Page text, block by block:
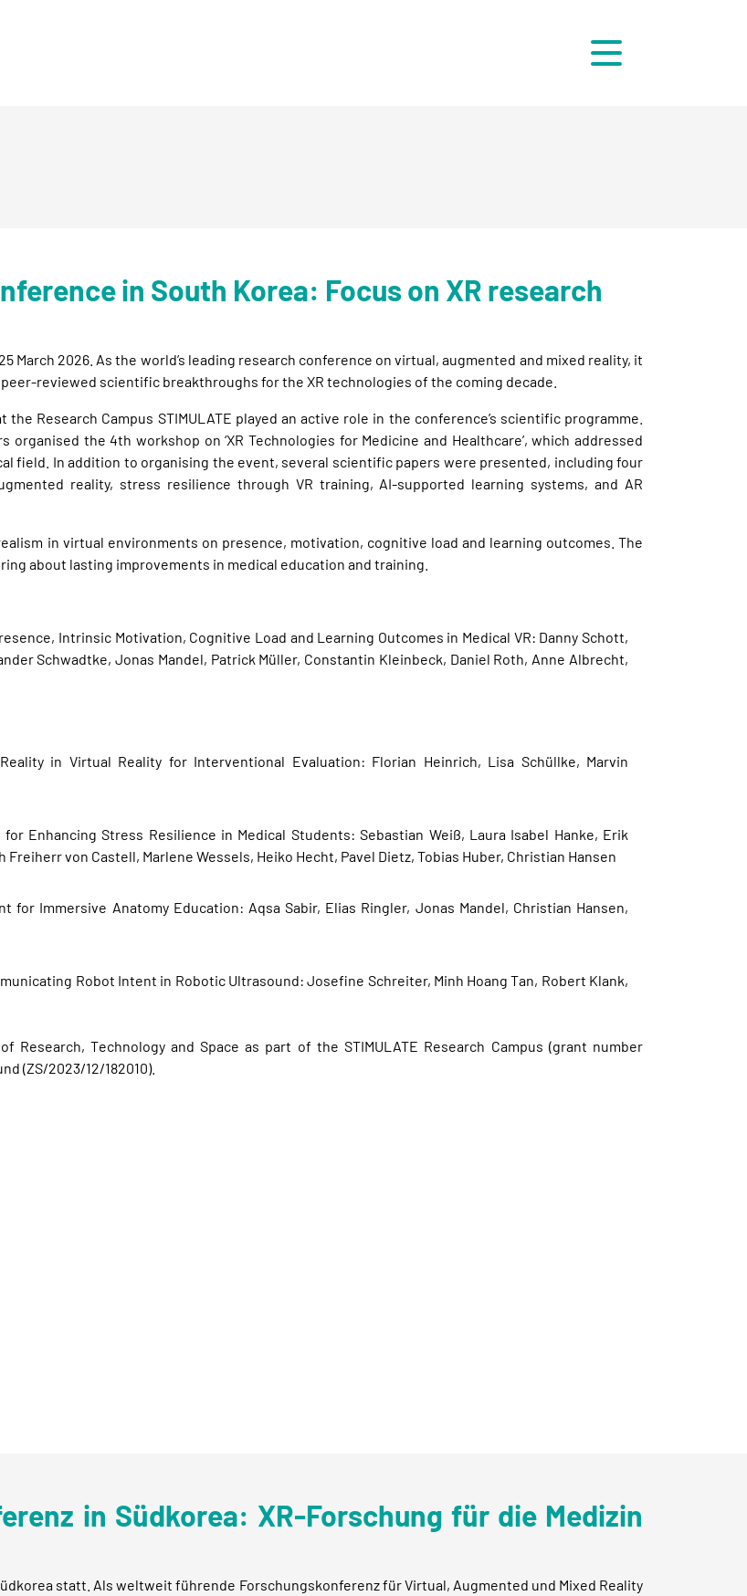
Menü
in South Korea: Focus on XR research
March 2026. As the world’s leading research conference on virtual, augmented and mixed reality, it
reviewed scientific breakthroughs for the XR technologies of the coming decade.
Research Campus STIMULATE played an active role in the conference’s scientific programme.
the 4th workshop on ‘XR Technologies for Medicine and Healthcare’, which addressed
field. In addition to organising the event, several scientific papers were presented, including four
reality, stress resilience through VR training, AI-supported learning systems, and AR
in virtual environments on presence, motivation, cognitive load and learning outcomes. The
about lasting improvements in medical education and training.
Intrinsic Motivation, Cognitive Load and Learning Outcomes in Medical VR: Danny Schott,
Schwadtke, Jonas Mandel, Patrick Müller, Constantin Kleinbeck, Daniel Roth, Anne Albrecht,
in Virtual Reality for Interventional Evaluation: Florian Heinrich, Lisa Schüllke, Marvin
Enhancing Stress Resilience in Medical Students: Sebastian Weiß, Laura Isabel Hanke, Erik
von Castell, Marlene Wessels, Heiko Hecht, Pavel Dietz, Tobias Huber, Christian Hansen
for Immersive Anatomy Education: Aqsa Sabir, Elias Ringler, Jonas Mandel, Christian Hansen,
Robot Intent in Robotic Ultrasound: Josefine Schreiter, Minh Hoang Tan, Robert Klank,
Technology and Space as part of the STIMULATE Research Campus (grant number
(ZS/2023/12/182010).
in Südkorea: XR-Forschung für die Medizin
statt. Als weltweit führende Forschungskonferenz für Virtual, Augmented und Mixed Reality